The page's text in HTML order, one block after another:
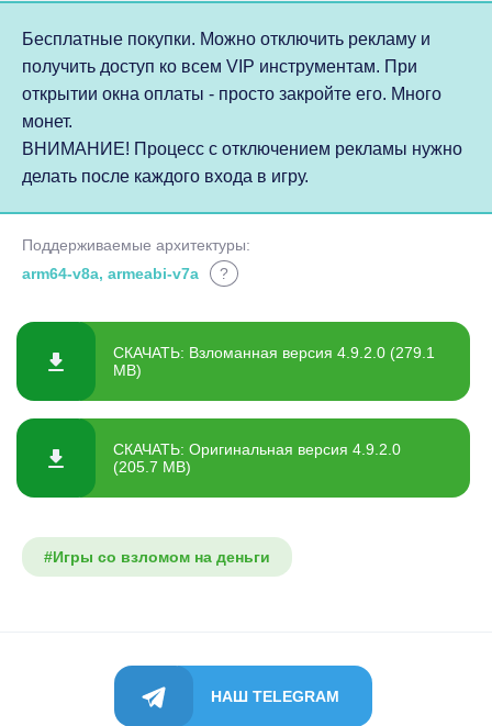
Бесплатные покупки. Можно отключить рекламу и
получить доступ ко всем VIP инструментам. При
открытии окна оплаты - просто закройте его. Много
монет.
ВНИМАНИЕ! Процесс с отключением рекламы нужно
делать после каждого входа в игру.
Поддерживаемые архитектуры:
arm64-v8a, armeabi-v7a
?
СКАЧАТЬ: Взломанная версия 4.9.2.0 (279.1
MB)
СКАЧАТЬ: Оригинальная версия 4.9.2.0
(205.7 MB)
#Игры со взломом на деньги
НАШ TELEGRAM